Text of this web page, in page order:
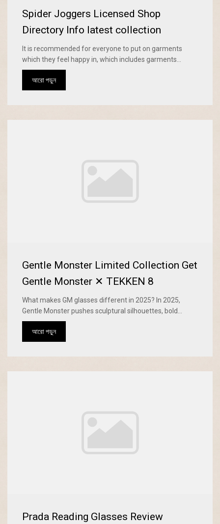
Spider Joggers Licensed Shop
Directory Info latest collection
It is recommended for everyone to put on garments
which they feel happy in, which includes garments...
আরো পড়ুন
Gentle Monster Limited Collection Get
Gentle Monster ✕ TEKKEN 8
What makes GM glasses different in 2025? In 2025,
Gentle Monster pushes sculptural silhouettes, bold...
আরো পড়ুন
Prada Reading Glasses Review